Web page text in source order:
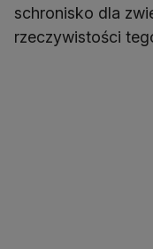
schronisko dla
rzeczywistości